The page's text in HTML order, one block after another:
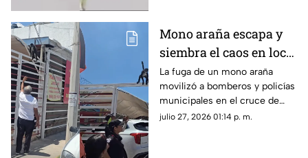
Mono araña escapa y
siembra el caos en local
de barbacoa en
Chihuahua | VIDEO
La fuga de un mono araña
movilizó a bomberos y policías
municipales en el cruce de
Ortiz Mena y Ahuehuete en
julio 27, 2026 01:14 p. m.